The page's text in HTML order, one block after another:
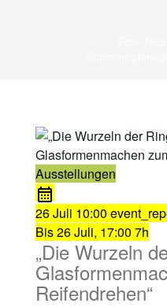
Ausstellungen
26 Juli 10:00
Bis26 Juli, 17:00 7h
„Die Wurzeln
Reifendrehen“